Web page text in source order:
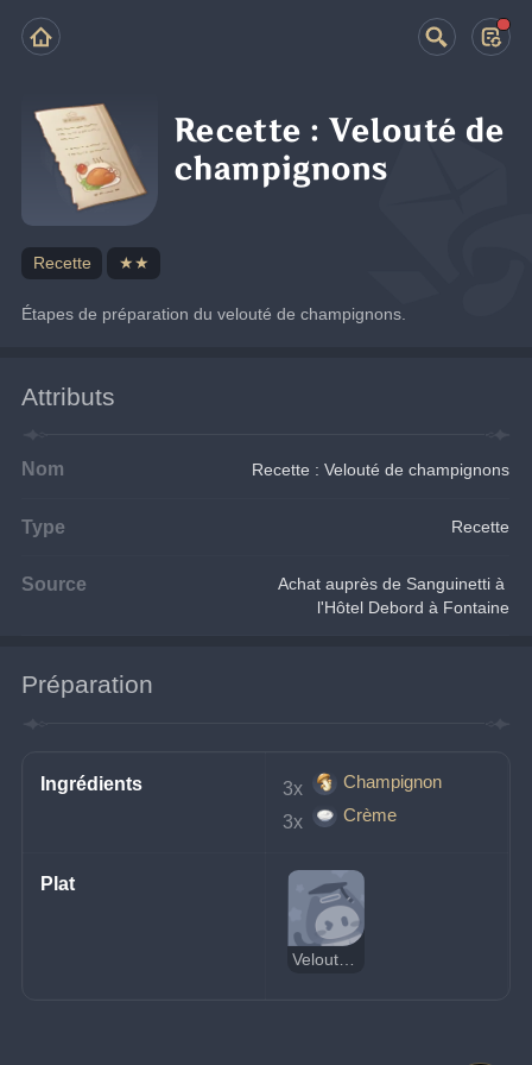
Recette : Velouté de
champignons
Recette ★★
Étapes de préparation du velouté de champignons.
Attributs
Nom Recette : Velouté de champignons
Type Recette
Source
Achat auprès de Sanguinetti à
l'Hôtel Debord à Fontaine
Préparation
Ingrédients 3x
Champignon
3x
Crème
Plat
Velouté de champignons